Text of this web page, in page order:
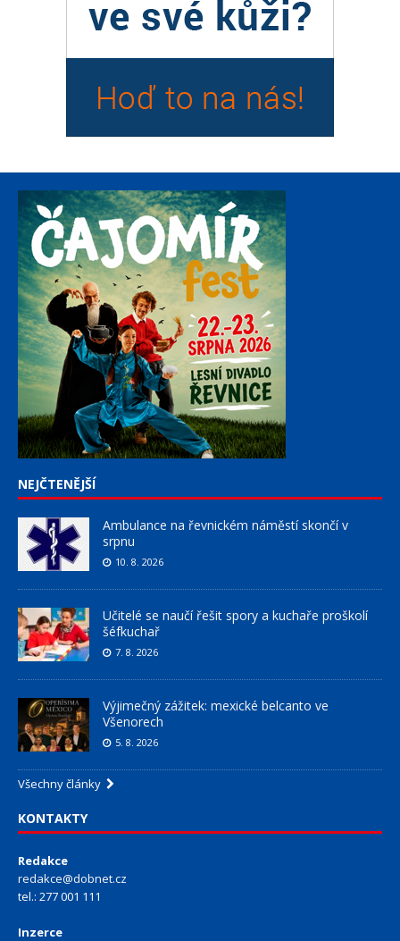
NEJČTENĚJŠÍ
Ambulance na řevnickém náměstí skončí v
srpnu
10. 8. 2026
Učitelé se naučí řešit spory a kuchaře proškolí
šéfkuchař
7. 8. 2026
Výjimečný zážitek: mexické belcanto ve
Všenorech
5. 8. 2026
Všechny články
KONTAKTY
Redakce
redakce@dobnet.cz
tel.: 277 001 111
Inzerce